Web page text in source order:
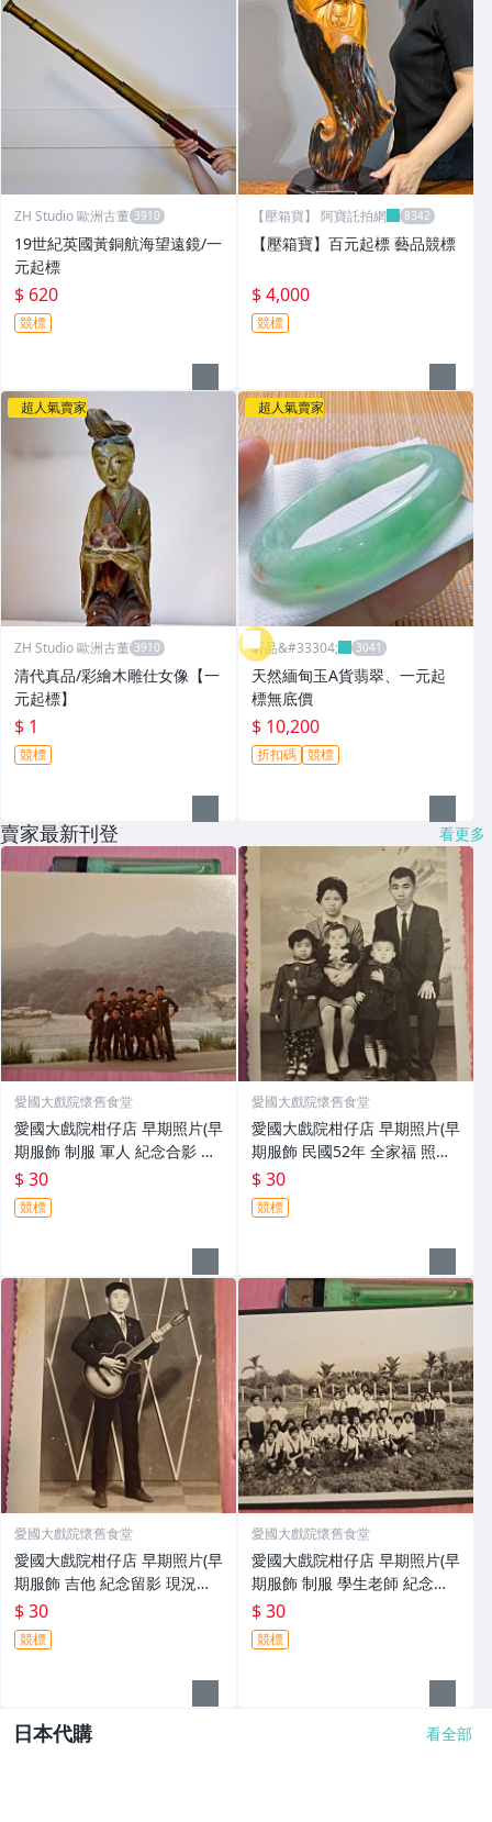
ZH Studio 歐洲古董
19世紀英國黃銅航海望遠鏡/一
元起標
$ 620
競標
【壓箱寶】 阿寶託拍網
【壓箱寶】百元起標 藝品競標
$ 4,000
競標
超人氣賣家
ZH Studio 歐洲古董
清代真品/彩繪木雕仕女像【一
元起標】
$ 1
競標
超人氣賣家
昕品&#33304;
天然緬甸玉A貨翡翠、一元起
標無底價
$ 10,200
折扣碼 競標
賣家最新刊登 看更多
愛國大戲院懷舊食堂
愛國大戲院柑仔店 早期照片(早
期服飾 制服 軍人 紀念合影 現
況賣)K 969
$ 30
競標
愛國大戲院懷舊食堂
愛國大戲院柑仔店 早期照片(早
期服飾 民國52年 全家福 照相
館手繪布景 紀念合影 現況賣)K
969
$ 30
競標
愛國大戲院懷舊食堂
愛國大戲院柑仔店 早期照片(早
期服飾 吉他 紀念留影 現況賣)
K 967
$ 30
競標
愛國大戲院懷舊食堂
愛國大戲院柑仔店 早期照片(早
期服飾 制服 學生老師 紀念合
影 現況賣)K 966
$ 30
競標
日本代購 看全部